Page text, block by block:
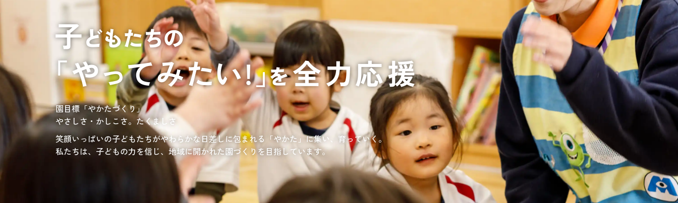
介護の相談に乗ってもらいたい
リハビリを受けたい
高齢者向けの部屋を借りたい
施設等に入所して介護、リハビリを受けたい
施設等に短期宿泊して介護、
施設等に通って介護、リハビリを受けたい
自宅に訪問してもらって
介護、リハビリを受けたい
通いや短期宿泊を組み合わせて介護、
リハビリを受けたい
福祉器具（車いす・ベッド等）を利用したい
認定こども園、保育園、学童を利用したい
施設一覧 法人沿革 処遇改善加算について
サンサンワイナリー サンサン研修センター 福祉リンク集
負担の少ない介護、ふれあいを大切にする介護、笑顔が溢れている介護を目指して。
愛知・岐阜・長野の3県下で38施設・151事業所の介護関連事業所を運営する
社会福祉法人サン・ビジョンでは、今後ますます高まる介護ニーズに幅広く対応していきます。
園目標「やかたづくり」
やさしさ・かしこさ。たくましさ
笑顔いっぱいの子どもたちがやわらかな日差しに包まれる「やかた」に集い、育っていく。
私たちは、子どもの力を信じ、地域に開かれた園づくりを目指しています。
サンサン・スクール東山公園では、小学生の児童が放課後安心して過ごせる環境を提供するとともに、
宿題・クラブ活動(英語・習字・選択)などの学習面にも力を入れて行っている学童保育所です。
居宅介護支援
グレイスフル砧公園
東京都世田谷区大蔵3丁目4番12号
お問い合わせ先
03-6411-5781
担当：宮澤